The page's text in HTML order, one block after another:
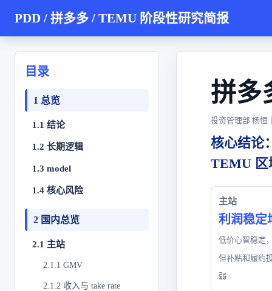
PDD / 拼多多 / TEMU 阶段性研究简报
目录
1 总览
1.1 结论
1.2 长期逻辑
1.3 model
1.4 核心风险
2 国内总览
2.1 主站
2.1.1 GMV
2.1.2 收入与 take rate
拼多
投资管理部 杨恒
核心结论
TEMU 区
主站
利润稳定
低价心智稳定
但补贴和履约
弱